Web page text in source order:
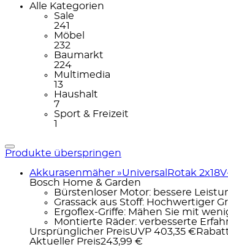
Alle Kategorien
Sale
241
Möbel
232
Baumarkt
224
Multimedia
13
Haushalt
7
Sport & Freizeit
1
Produkte überspringen
Akkurasenmäher »UniversalRotak
Bosch Home & Garden
Bürstenloser Motor: bessere
Grassack aus Stoff: Hochwertiger
Ergoflex-Griffe: Mähen Sie mit
Montierte Räder: verbesserte
Ursprünglicher PreisUVP 403,35 €
Aktueller Preis243,99 €